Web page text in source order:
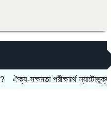
সক্ষমতা পরীক্ষার্থে ন্যাটোভুক্ত দেশে